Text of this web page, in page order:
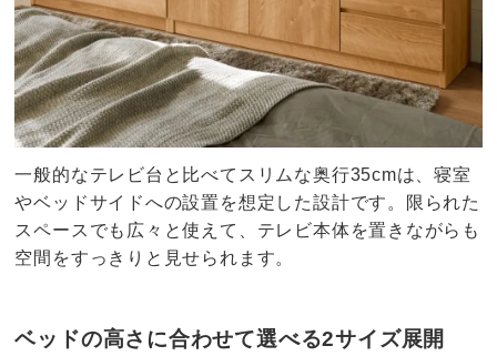
一般的なテレビ台と比べてスリムな奥行35cmは、寝室
やベッドサイドへの設置を想定した設計です。限られた
スペースでも広々と使えて、テレビ本体を置きながらも
空間をすっきりと見せられます。
ベッドの高さに合わせて選べる2サイズ展開